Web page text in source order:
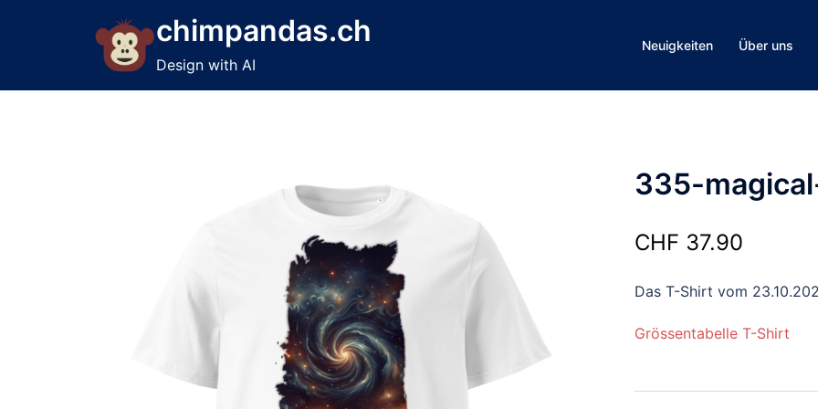
chimpandas.ch
Design with AI
Neuigkeiten Über uns
335-
CHF 37.90
Das T-Shirt vom
Grössentabelle T-Shirt